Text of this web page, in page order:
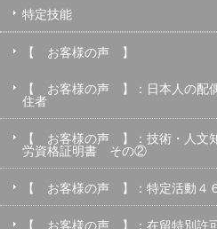
特定技能
【 お客様の声 】
【 お客様の声 】：日本人の配
住者
【 お客様の声 】：技術・人文
労資格証明書 その②
【 お客様の声 】：特定活動４
【 お客様の声 】：在留特別許